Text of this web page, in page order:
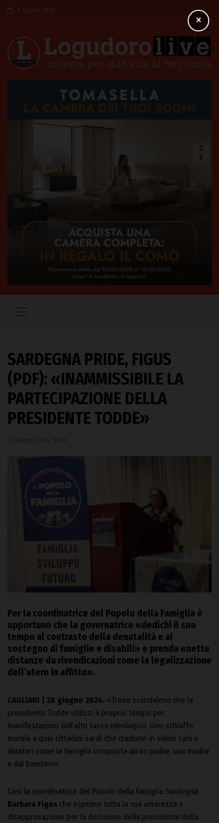
6 Agosto 2026
SARDEGNA PRIDE, FIGUS
(PDF): «INAMMISSIBILE LA
PARTECIPAZIONE DELLA
PRESIDENTE TODDE»
Per la coordinatrice del Popolo della Famiglia è
opportuno che la governatrice «dedichi il suo
tempo al contrasto della denatalità e al
sostegno di famiglie e disabili» e prenda «nette
distanze da rivendicazioni come la legalizzazione
dell’utero in affitto».
CAGLIARI | 28 giugno 2024. «Trovo scandaloso che la
presidente Todde utilizzi il proprio tempo per
manifestazioni dall’alto tasso ideologico. Uno schiaffo
morale a quei cittadini sardi che credono in valori sani e
duraturi come la famiglia composta da un padre, una madre
e dai bambini».
Così la coordinatrice del Popolo della Famiglia Sardegna
Barbara Figus che esprime tutta la sua amarezza e
disapprovazione per la decisione della presidente della
×